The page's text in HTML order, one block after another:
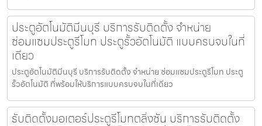
ประตูอัตโนมัติมีนบุรี บริการรับติดตั้ง จำหน่าย
ซ่อมแซมประตูรีโมท ประตูรั้วอัตโนมัติ แบบครบจบในที่
เดียว
ประตูอัตโนมัติมีนบุรี บริการรับติดตั้ง จำหน่าย ซ่อมแซมประตูรีโมท ประตู
รั้วอัตโนมัติ ที่พร้อมให้บริการแบบครบจบในที่เดียว
รับติดตั้งมอเตอร์ประตูรีโมทตลิ่งชัน บริการรับติดตั้ง